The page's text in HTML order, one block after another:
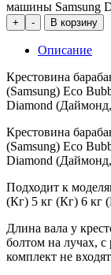
машины Samsung
+ - В корзину
Описание
Крестовина
(Samsung) Eco
Diamond
Крестовина
(Samsung) Eco
Diamond
Подходит к
(Кг) 5 кг (Кг) 6 кг
Длина вала у
болтом на лучах,
комплект не входят